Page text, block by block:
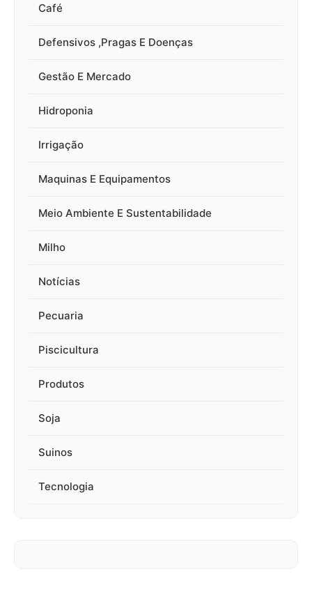
Café
Defensivos ,Pragas E Doenças
Gestão E Mercado
Hidroponia
Irrigação
Maquinas E Equipamentos
Meio Ambiente E Sustentabilidade
Milho
Notícias
Pecuaria
Piscicultura
Produtos
Soja
Suinos
Tecnologia